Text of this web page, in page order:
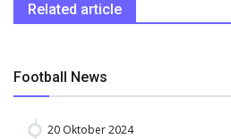
Related article
Football News
20 Oktober 2024